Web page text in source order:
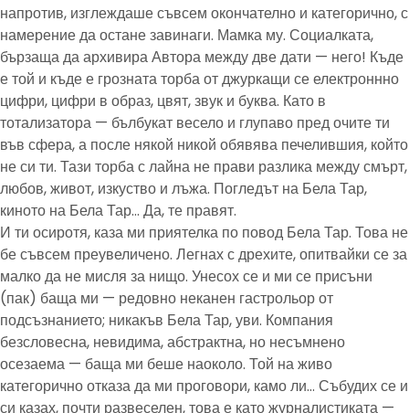
напротив, изглеждаше съвсем окончателно и категорично, с
намерение да остане завинаги. Мамка му. Социалката,
бързаща да архивира Автора между две дати — него! Къде
е той и къде е грозната торба от джуркащи се електроннно
цифри, цифри в образ, цвят, звук и буква. Като в
тотализатора — бълбукат весело и глупаво пред очите ти
във сфера, а после някой никой обявява печелившия, който
не си ти. Тази торба с лайна не прави разлика между смърт,
любов, живот, изкуство и лъжа. Погледът на Бела Тар,
киното на Бела Тар… Да, те правят.
И ти осиротя, каза ми приятелка по повод Бела Тар. Това не
бе съвсем преувеличено. Легнах с дрехите, опитвайки се за
малко да не мисля за нищо. Унесох се и ми се присъни
(пак) баща ми — редовно неканен гастрольор от
подсъзнанието; никакъв Бела Тар, уви. Компания
безсловесна, невидима, абстрактна, но несъмнено
осезаема — баща ми беше наоколо. Той на живо
категорично отказа да ми проговори, камо ли… Събудих се и
си казах, почти развеселен, това е като журналистиката —